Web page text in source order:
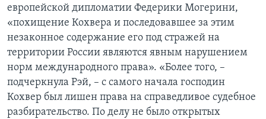
европейской дипломатии Федерики Могерини,
«похищение Кохвера и последовавшее за этим
незаконное содержание его под стражей на
территории России являются явным нарушением
норм международного права». «Более того, –
подчеркнула Рэй, – с самого начала господин
Кохвер был лишен права на справедливое судебное
разбирательство. По делу не было открытых